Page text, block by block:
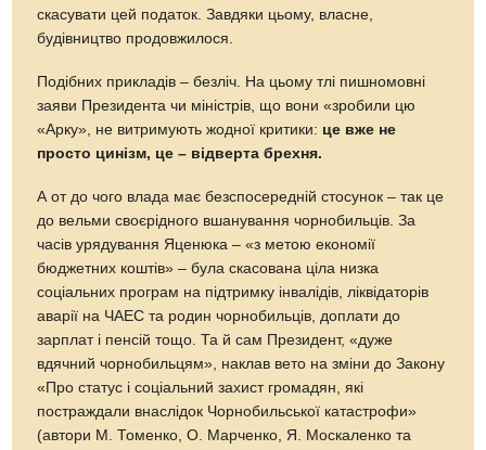
скасувати цей податок. Завдяки цьому, власне,
будівництво продовжилося.
Подібних прикладів – безліч. На цьому тлі пишномовні
заяви Президента чи міністрів, що вони «зробили цю
«Арку», не витримують жодної критики: це вже не
просто цинізм, це – відверта брехня.
А от до чого влада має безспосередній стосунок – так це
до вельми своєрідного вшанування чорнобильців. За
часів урядування Яценюка – «з метою економії
бюджетних коштів» – була скасована ціла низка
соціальних програм на підтримку інвалідів, ліквідаторів
аварії на ЧАЕС та родин чорнобильців, доплати до
зарплат і пенсій тощо. Та й сам Президент, «дуже
вдячний чорнобильцям», наклав вето на зміни до Закону
«Про статус і соціальний захист громадян, які
постраждали внаслідок Чорнобильської катастрофи»
(автори М. Томенко, О. Марченко, Я. Москаленко та